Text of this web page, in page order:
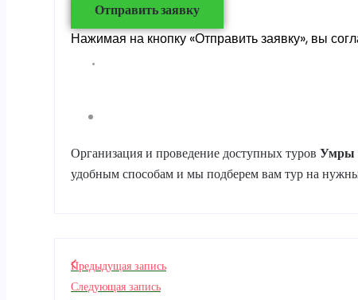
Отправить заявку
Нажимая на кнопку «Отправить заявку», вы
Организация и проведение доступных туров Умры
удобным способам и мы подберем вам тур на
Предыдущая запись
Следующая запись